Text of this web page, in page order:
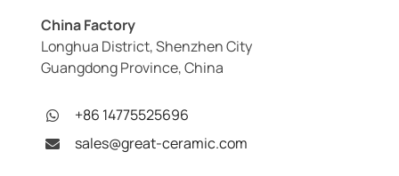
China Factory
Longhua District, Shenzhen City
Guangdong Province, China
+86 14775525696
sales@great-ceramic.com